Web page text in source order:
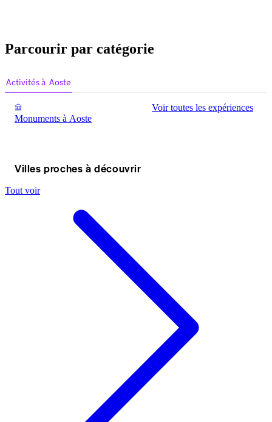
Parcourir par catégorie
Activités à Aoste
Monuments à Aoste
Voir toutes les expériences
Villes proches à découvrir
Tout voir